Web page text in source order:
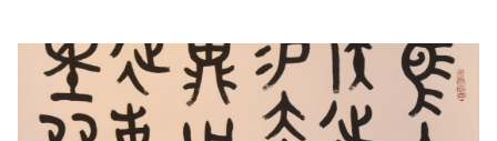
C022 陳維德---麥方鼎銘文 篆書斗方 68x70cm 2016